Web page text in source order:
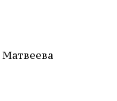
Матвеева